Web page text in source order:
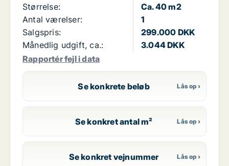
Størrelse:
Ca. 40 m2
Antal værelser:
1
Salgspris:
299.000 DKK
Månedlig udgift, ca.:
3.044 DKK
Rapportér fejl i data
Se konkrete beløb
Se konkret antal m²
Se konkret vejnummer